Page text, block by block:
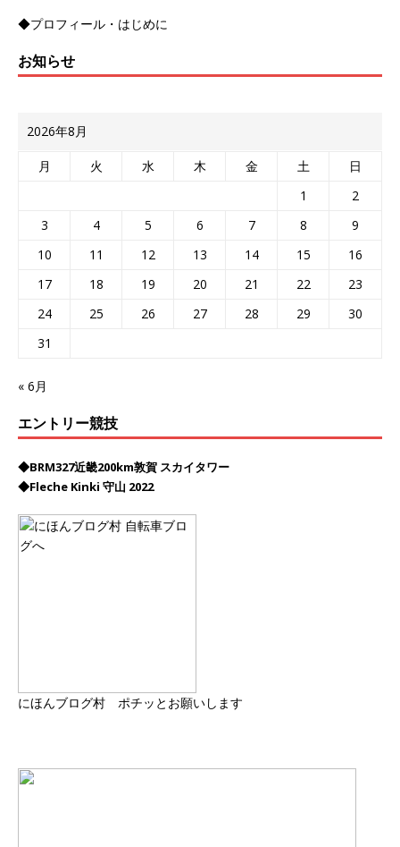
◆プロフィール・はじめに
お知らせ
2026年8月
月 火 水 木 金 土
日
1
2
3
4 5 6 7 8
9
10
11 12 13 14 15
16
17
18 19 20 21 22
23
24
25 26 27 28 29
30
31
« 6月
エントリー競技
◆BRM327近畿200km敦賀 スカイタワー
◆Fleche Kinki 守山 2022
にほんブログ村 ポチッとお願いします